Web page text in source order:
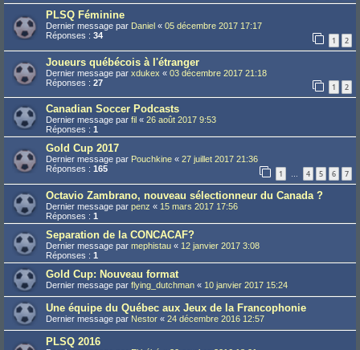
PLSQ Féminine
Dernier message par Daniel « 05 décembre 2017 17:17
Réponses : 34 1 2
Joueurs québécois à l'étranger
Dernier message par xdukex « 03 décembre 2017 21:18
Réponses : 27 1 2
Canadian Soccer Podcasts
Dernier message par fil « 26 août 2017 9:53
Réponses : 1
Gold Cup 2017
Dernier message par Pouchkine « 27 juillet 2017 21:36
Réponses : 165 1 … 4 5 6 7
Octavio Zambrano, nouveau sélectionneur du Canada ?
Dernier message par penz « 15 mars 2017 17:56
Réponses : 1
Separation de la CONCACAF?
Dernier message par mephistau « 12 janvier 2017 3:08
Réponses : 1
Gold Cup: Nouveau format
Dernier message par flying_dutchman « 10 janvier 2017 15:24
Une équipe du Québec aux Jeux de la Francophonie
Dernier message par Nestor « 24 décembre 2016 12:57
PLSQ 2016